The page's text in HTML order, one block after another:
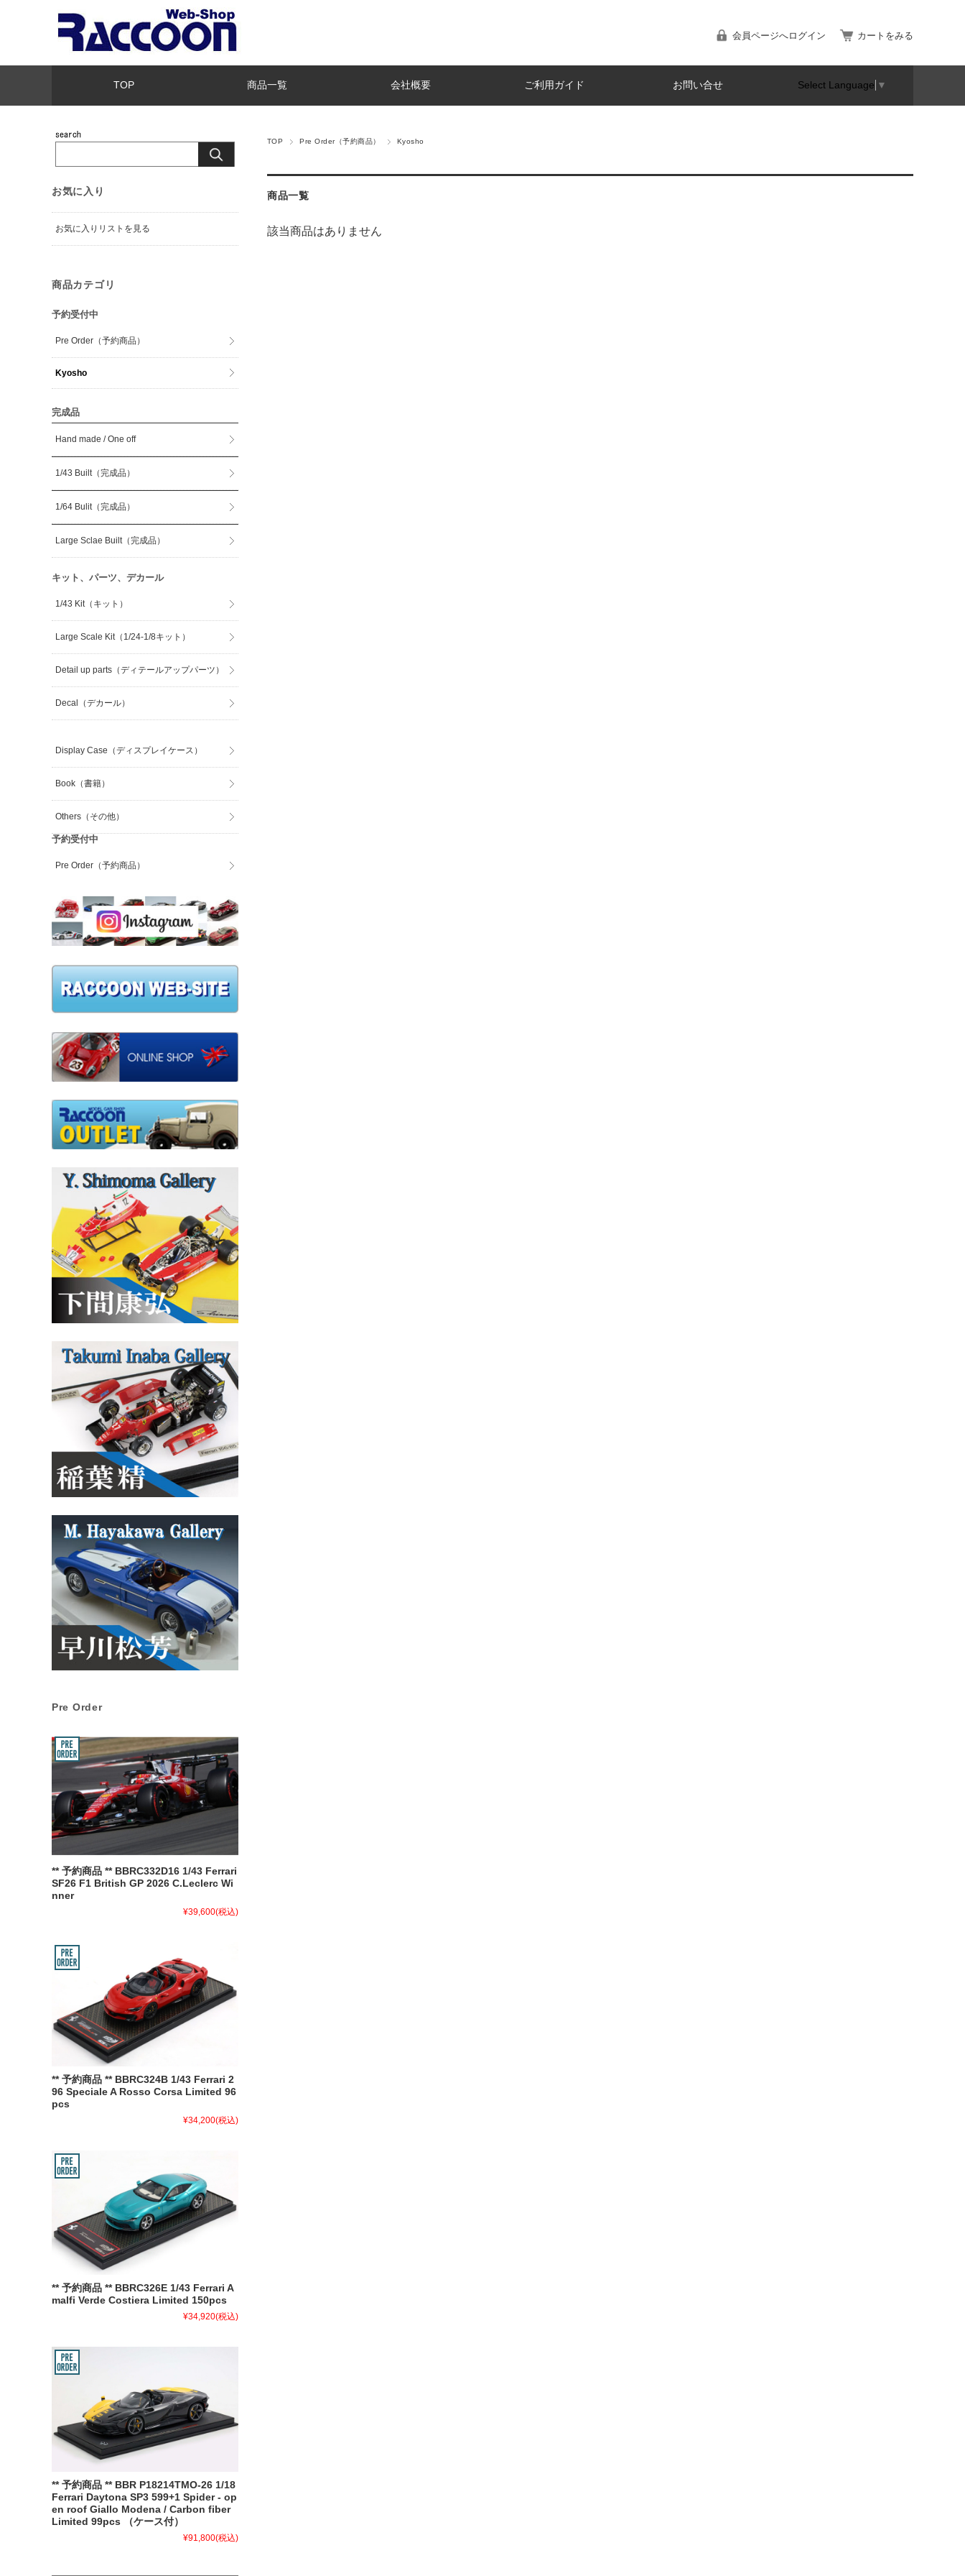
会員ページへログイン カートをみる
TOP 商品一覧 会社概要 ご利用ガイド お問い合せ Select Language ▼
TOP Pre Order（予約商品） Kyosho
商品一覧
該当商品はありません
お気に入り
お気に入りリストを見る
商品カテゴリ
予約受付中
Pre Order（予約商品）
Kyosho
完成品
Hand made / One off
1/43 Built（完成品）
1/64 Bulit（完成品）
Large Sclae Built（完成品）
キット、パーツ、デカール
1/43 Kit（キット）
Large Scale Kit（1/24-1/8キット）
Detail up parts（ディテールアップパーツ）
Decal（デカール）
Display Case（ディスプレイケース）
Book（書籍）
Others（その他）
予約受付中
Pre Order（予約商品）
Pre Order
** 予約商品 ** BBRC332D16 1/43 Ferrari
SF26 F1 British GP 2026 C.Leclerc Wi
nner
¥39,600(税込)
** 予約商品 ** BBRC324B 1/43 Ferrari 2
96 Speciale A Rosso Corsa Limited 96
pcs
¥34,200(税込)
** 予約商品 ** BBRC326E 1/43 Ferrari A
malfi Verde Costiera Limited 150pcs
¥34,920(税込)
** 予約商品 ** BBR P18214TMO-26 1/18
Ferrari Daytona SP3 599+1 Spider - op
en roof Giallo Modena / Carbon fiber
Limited 99pcs （ケース付）
¥91,800(税込)